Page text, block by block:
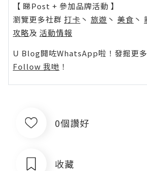
【 睇Post + 參加品牌活動 】
瀏覽更多社群 打卡 丶 旅遊 丶 美食 丶
攻略及 活動情報
U Blog開咗WhatsApp啦！發掘更多
Follow 我哋 ！
0個讚好
收藏